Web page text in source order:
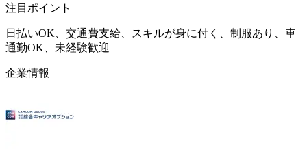
注目ポイント
日払いOK、交通費支給、スキルが身に付く、制服あり、車
通勤OK、未経験歓迎
企業情報